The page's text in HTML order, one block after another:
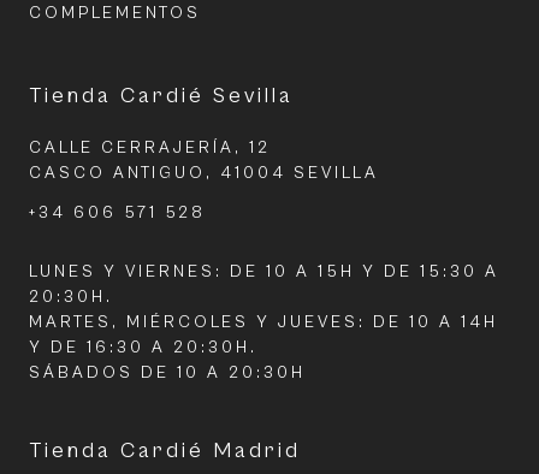
COMPLEMENTOS
Tienda Cardié Sevilla
CALLE CERRAJERÍA, 12
CASCO ANTIGUO, 41004 SEVILLA
+34 606 571 528
LUNES Y VIERNES: DE 10 A 15H Y DE 15:30 A
20:30H.
MARTES, MIÉRCOLES Y JUEVES: DE 10 A 14H
Y DE 16:30 A 20:30H.
SÁBADOS DE 10 A 20:30H
Tienda Cardié Madrid